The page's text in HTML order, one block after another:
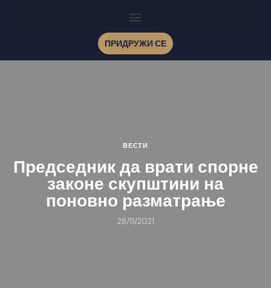
ПРИДРУЖИ СЕ
ВЕСТИ
Председник да врати спорне
законе скупштини на
поновно разматрање
28/11/2021